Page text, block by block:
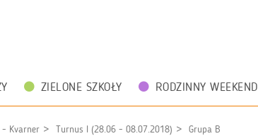
ZIELONE SZKOŁY RODZINNY WEEKEND
- Kvarner Turnus I (28.06 - 08.07.2018) Grupa B